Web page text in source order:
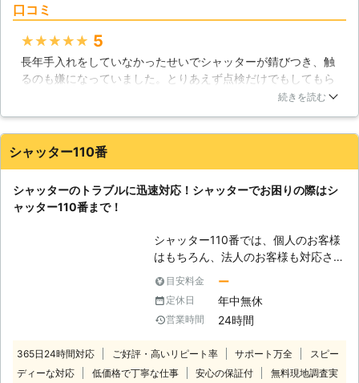
希望の場合はお気軽にご相談くださ
い。また、水まわりのトラブルも得意
で】 トラブルには熟練スタッフが対
応させていただきます。修理や点検に
富な経験とノウハウを生かして迅速に
解決いたします。また、お客様の細か
しますので、気になることがありまし
たら何でもお聞かせください。お客様
お一人お一人のご要望やご意見も私た
ちの貴重な経験の一部です。 【環境
によって耐久性も変化します】 シャ
ッターはガレージだけでなく窓に取り
ザイン性や機能性も改善され、さらに
ニーズに合わせることができるように
口コミ
★★★★★ 5
長年手入れをしていなかったせいでシャッターが錆びつき、触
るのも嫌になっていました。とりあえず点検だけでもしてもら
えるのか調べたところ、こちらの業者さんを見つけました。見
することもあるそうなので、お願いして良かったです。スタッ
フさんも頼りになる若い方でしたので、安心して任せることが
香川県 高松市 2016年12月14日
続きを読む
シャッター110番
シャッターのトラブルに迅速対応！シャッターでお困りの際はシ
ャッター110番まで！
シャッター110番では、個人のお客様
はもちろん、法人のお客様も対応させ
ていただいております。 「シャッタ
ーが開かない」「電動シャッターのモ
ーターが故障した」「リモコンシャッ
ターのセンサーが反応しない」「シャ
なシャッターのお悩み、お困りに対処
いたしますので、お任せください。
目安料金 ー
定休日 年中無休
営業時間 24時間
365日24時間対応 ご好評・高いリピート率 サポート万全
スピー
ディーな対応
低価格で丁寧な仕事 安心の保証付
無料現地調査実